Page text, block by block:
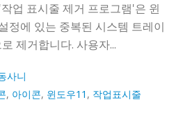
업 표시줄 제거 프로그램'은 윈
정에 있는 중복된 시스템 트레이
제거합니다. 사용자...
사니
, 아이콘, 윈도우11 , 작업표시줄